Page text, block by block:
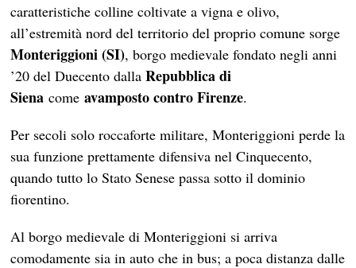
caratteristiche colline coltivate a vigna e olivo,
all’estremità nord del territorio del proprio comune sorge
Monteriggioni (SI), borgo medievale fondato negli anni
’20 del Duecento dallaRepubblica di
Siena comeavamposto contro Firenze.
Per secoli solo roccaforte militare, Monteriggioni perde la
sua funzione prettamente difensiva nel Cinquecento,
quando tutto lo Stato Senese passa sotto il dominio
fiorentino.
Al borgo medievale di Monteriggioni si arriva
comodamente sia in auto che in bus; a poca distanza dalle